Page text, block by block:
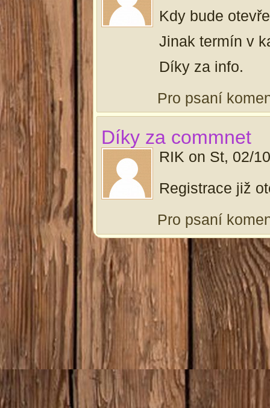
Kdy bude
Jinak termín v
Díky za info.
Pro psaní
Díky za commnet
RIK on St, 02/
Registrace již
Pro psaní